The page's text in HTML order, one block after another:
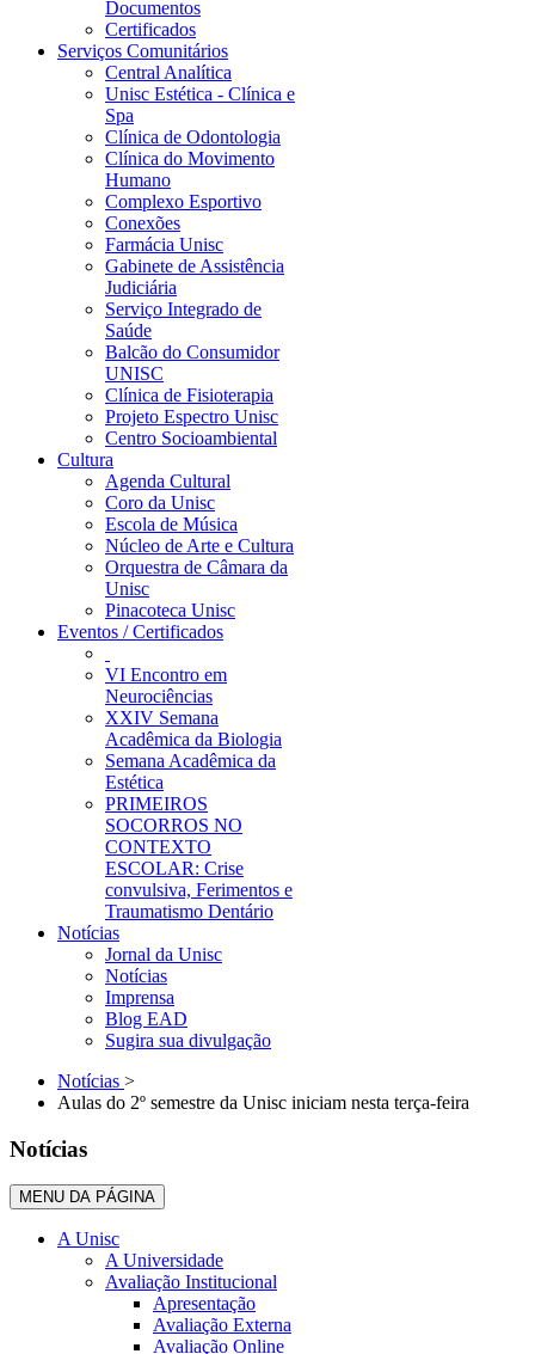
Documentos
Certificados
Serviços Comunitários
Central Analítica
Unisc Estética - Clínica e
Spa
Clínica de Odontologia
Clínica do Movimento
Humano
Complexo Esportivo
Conexões
Farmácia Unisc
Gabinete de Assistência
Judiciária
Serviço Integrado de
Saúde
Balcão do Consumidor
UNISC
Clínica de Fisioterapia
Projeto Espectro Unisc
Centro Socioambiental
Cultura
Agenda Cultural
Coro da Unisc
Escola de Música
Núcleo de Arte e Cultura
Orquestra de Câmara da
Unisc
Pinacoteca Unisc
Eventos / Certificados
VI Encontro em
Neurociências
XXIV Semana
Acadêmica da Biologia
Semana Acadêmica da
Estética
PRIMEIROS
SOCORROS NO
CONTEXTO
ESCOLAR: Crise
convulsiva, Ferimentos e
Traumatismo Dentário
Notícias
Jornal da Unisc
Notícias
Imprensa
Blog EAD
Sugira sua divulgação
Notícias >
Aulas do 2º semestre da Unisc iniciam nesta terça-feira
Notícias
MENU DA PÁGINA
A Unisc
A Universidade
Avaliação Institucional
Apresentação
Avaliação Externa
Avaliação Online